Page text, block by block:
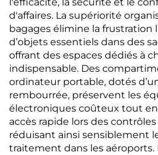
d'affaires. La supériorité
bagages élimine la frustration
d’objets essentiels dans des
offrant des espaces dédiés à
indispensable. Des
ordinateur portable, dotés
rembourrée, préservent les
électroniques coûteux tout
accès rapide lors des
réduisant ainsi sensiblement
traitement dans les aéroports.